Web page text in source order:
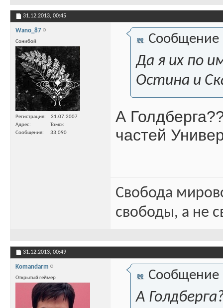
31.12.2013, 00:45
Wano_87
Сонибой
Регистрация
31.07.2007
Адрес
Томск
Сообщения
33,090
Сообщение
Да я их по
Остина и
А
частей
Свобода
свободы, а не
31.12.2013, 00:49
Komandarm
Открытый геймер Сообщение
А